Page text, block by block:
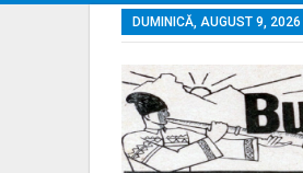
DUMINICĂ, AUGUST 9, 2026